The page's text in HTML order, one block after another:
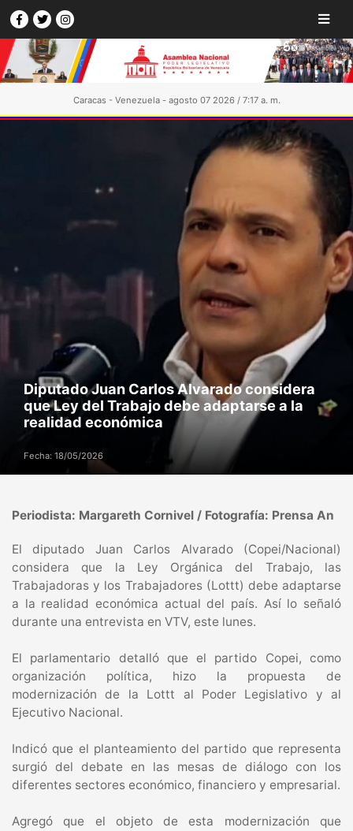
Caracas - Venezuela - agosto 07 2026 / 7:17 a. m.
Diputado Juan Carlos Alvarado considera
que Ley del Trabajo debe adaptarse a la
realidad económica
Fecha: 18/05/2026
Periodista: Margareth Cornivel / Fotografía: Prensa An
El diputado Juan Carlos Alvarado (Copei/Nacional)
considera que la Ley Orgánica del Trabajo, las
Trabajadoras y los Trabajadores (Lottt) debe adaptarse
a la realidad económica actual del país. Así lo señaló
durante una entrevista en VTV, este lunes.
El parlamentario detalló que el partido Copei, como
organización política, hizo la propuesta de
modernización de la Lottt al Poder Legislativo y al
Ejecutivo Nacional.
Indicó que el planteamiento del partido que representa
surgió del debate en las mesas de diálogo con los
diferentes sectores económico, financiero y empresarial.
Agregó que el objeto de esta modernización que